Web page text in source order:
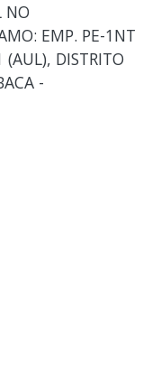
NO
EMP. PE-1NT
(AUL), DISTRITO
-